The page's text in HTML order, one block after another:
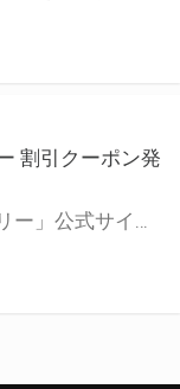
割引クーポン発
「とらのあなWEBオンリー」公式サイトでとらのあな通販の「割引クーポン」を配布中！ イベントごとに開催当日限定で使える割引クーポンのシリアルコードを発行します。 とらのあなWEBオンリーのページをチェックして、イベント当日にお得にお買い物を楽しみましょう♪ ※本キャンペーンは予告なく終了する場合がございます。 とらのあなWEBオンリーサイトはこちら